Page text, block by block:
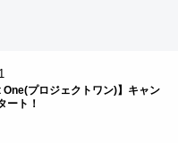
One(プロジェクトワン)】キャン
ート！